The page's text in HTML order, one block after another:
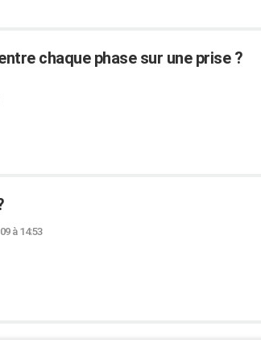
chaque phase sur une prise ?
à 14:53